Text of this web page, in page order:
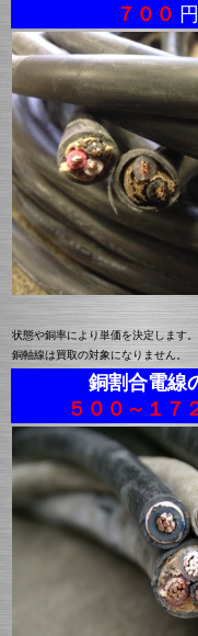
７００
状態や銅率により単価を決定します。
銅軸線は買取の対象になりません。
銅割合電線
５００～１７